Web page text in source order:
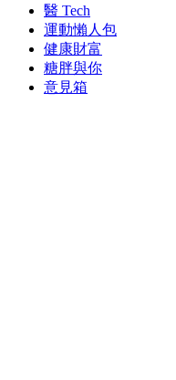
醫 Tech
運動懶人包
健康財富
糖胖與你
意見箱